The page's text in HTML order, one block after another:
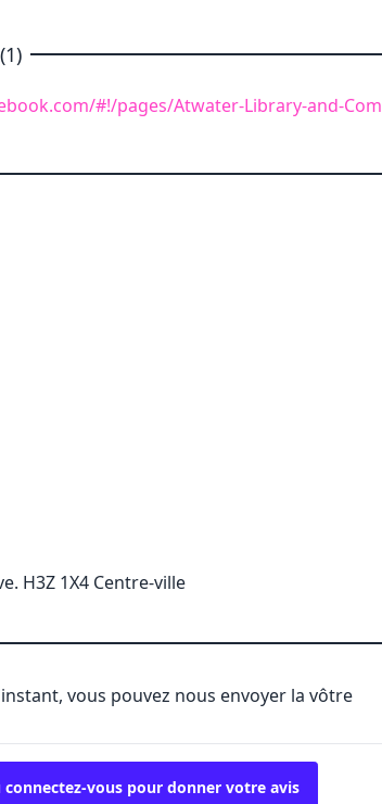
#!/pages/Atwater-Library-and-
H3Z 1X4 Centre-ville
vous pouvez nous envoyer la vôtre
connectez-vous pour donner votre avis